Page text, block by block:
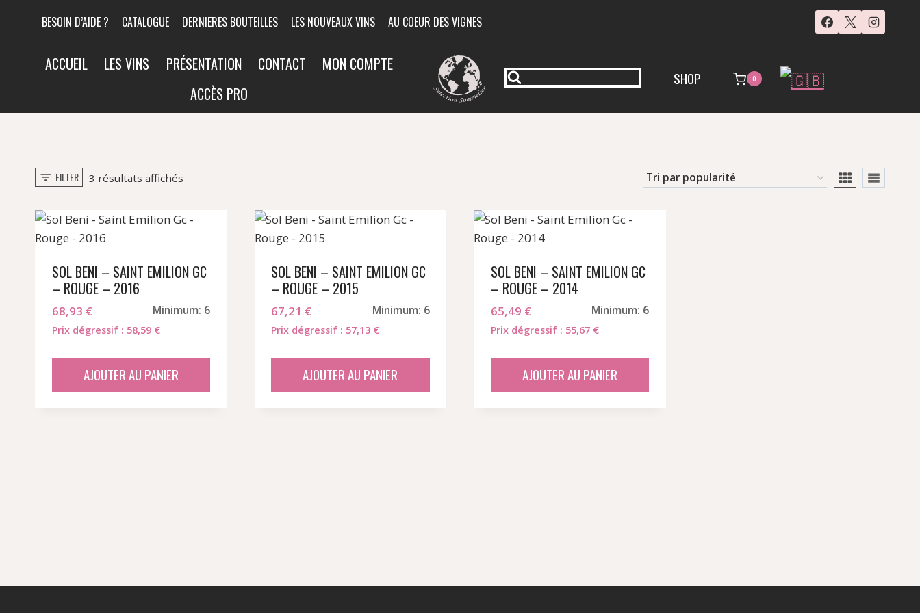
contenu
BESOIN D’AIDE ? CATALOGUE DERNIERES BOUTEILLES LES NOUVEAUX VINS AU COEUR DES VIGNES
ACCUEIL LES VINS PRÉSENTATION CONTACT
MON COMPTE
ACCÈS PRO
SHOP 0
FILTER 3 résultats affichésTrié
popularité
SOL BENI – SAINT EMILION GC
– ROUGE – 2016
68,93 € Minimum: 6
Prix dégressif : 58,59 €
AJOUTER AU PANIER
SOL BENI – SAINT EMILION GC
– ROUGE – 2015
67,21 € Minimum: 6
Prix dégressif : 57,13 €
AJOUTER AU PANIER
SOL BENI – SAINT EMILION GC
– ROUGE – 2014
65,49 € Minimum: 6
Prix dégressif : 55,67 €
AJOUTER AU PANIER